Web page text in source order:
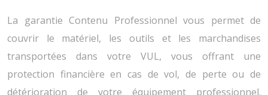
La garantie Contenu Professionnel vous permet de
couvrir le matériel, les outils et les marchandises
transportées dans votre VUL, vous offrant une
protection financière en cas de vol, de perte ou de
détérioration de votre équipement professionnel.